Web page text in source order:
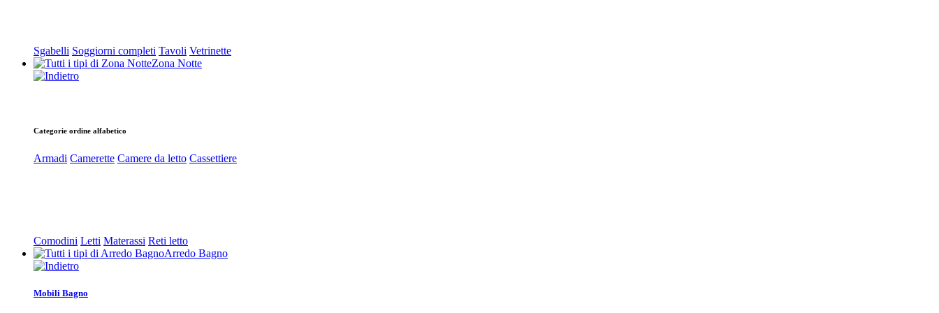
Sgabelli Soggiorni completi Tavoli Vetrinette
Zona Notte
Categorie ordine alfabetico
Armadi Camerette Camere da letto Cassettiere
Comodini Letti Materassi Reti letto
Arredo Bagno
Mobili Bagno